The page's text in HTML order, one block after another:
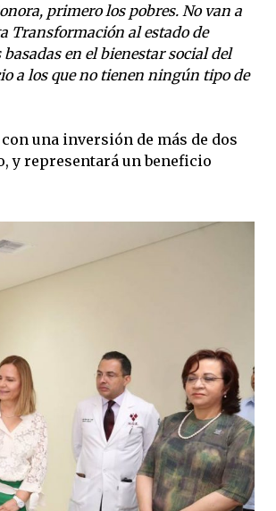
primero los pobres. No van a
Transformación al estado de
en el bienestar social del
a los que no tienen ningún tipo de
una inversión de más de dos
y representará un beneficio